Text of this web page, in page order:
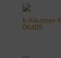
k-Klezmer-
06405